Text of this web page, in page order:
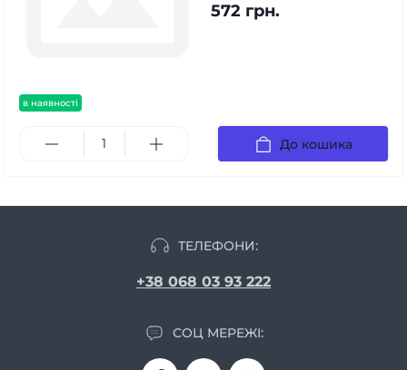
в наявності
572 грн.
До кошика
ТЕЛЕФОНИ:
+38 068 03 93 222
СОЦ МЕРЕЖІ: